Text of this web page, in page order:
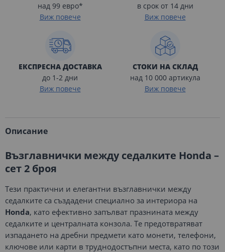
над 99 евро*
Виж повече
в срок от 14 дни
Виж повече
ЕКСПРЕСНА ДОСТАВКА
до 1-2 дни
Виж повече
СТОКИ НА СКЛАД
над 10 000 артикула
Виж повече
Описание
Възглавнички между седалките Honda –
сет 2 броя
Тези практични и елегантни възглавнички между
седалките са създадени специално за интериора на
Honda, като ефективно запълват празнината между
седалките и централната конзола. Те предотвратяват
изпадането на дребни предмети като монети, телефони,
ключове или карти в труднодостъпни места, като по този